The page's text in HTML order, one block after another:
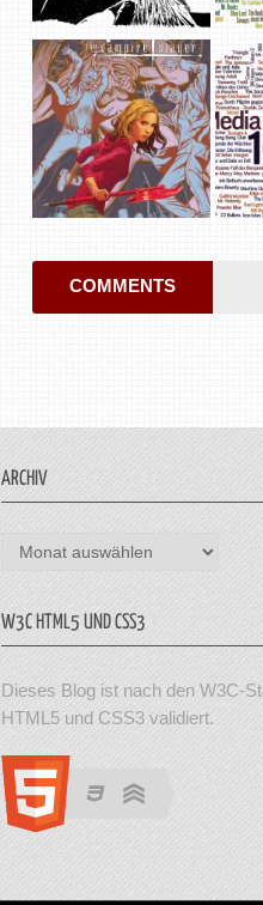
COMMENTS
ARCHIV
Archiv
W3C HTML5 UND CSS3
Dieses Blog ist nach den W3C-
HTML5 und CSS3 validiert.